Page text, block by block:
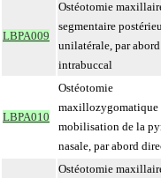
LBPA009
Ostéotomie
segmentaire
unilatérale, par abord
intrabuccal
LBPA010
Ostéotomie
maxillozygomatique
mobilisation de la
nasale, par abord
Ostéotomie